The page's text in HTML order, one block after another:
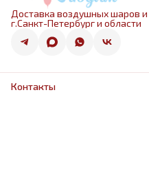
Доставка воздушных шаров и
г.Санкт-Петербург и области
Контакты